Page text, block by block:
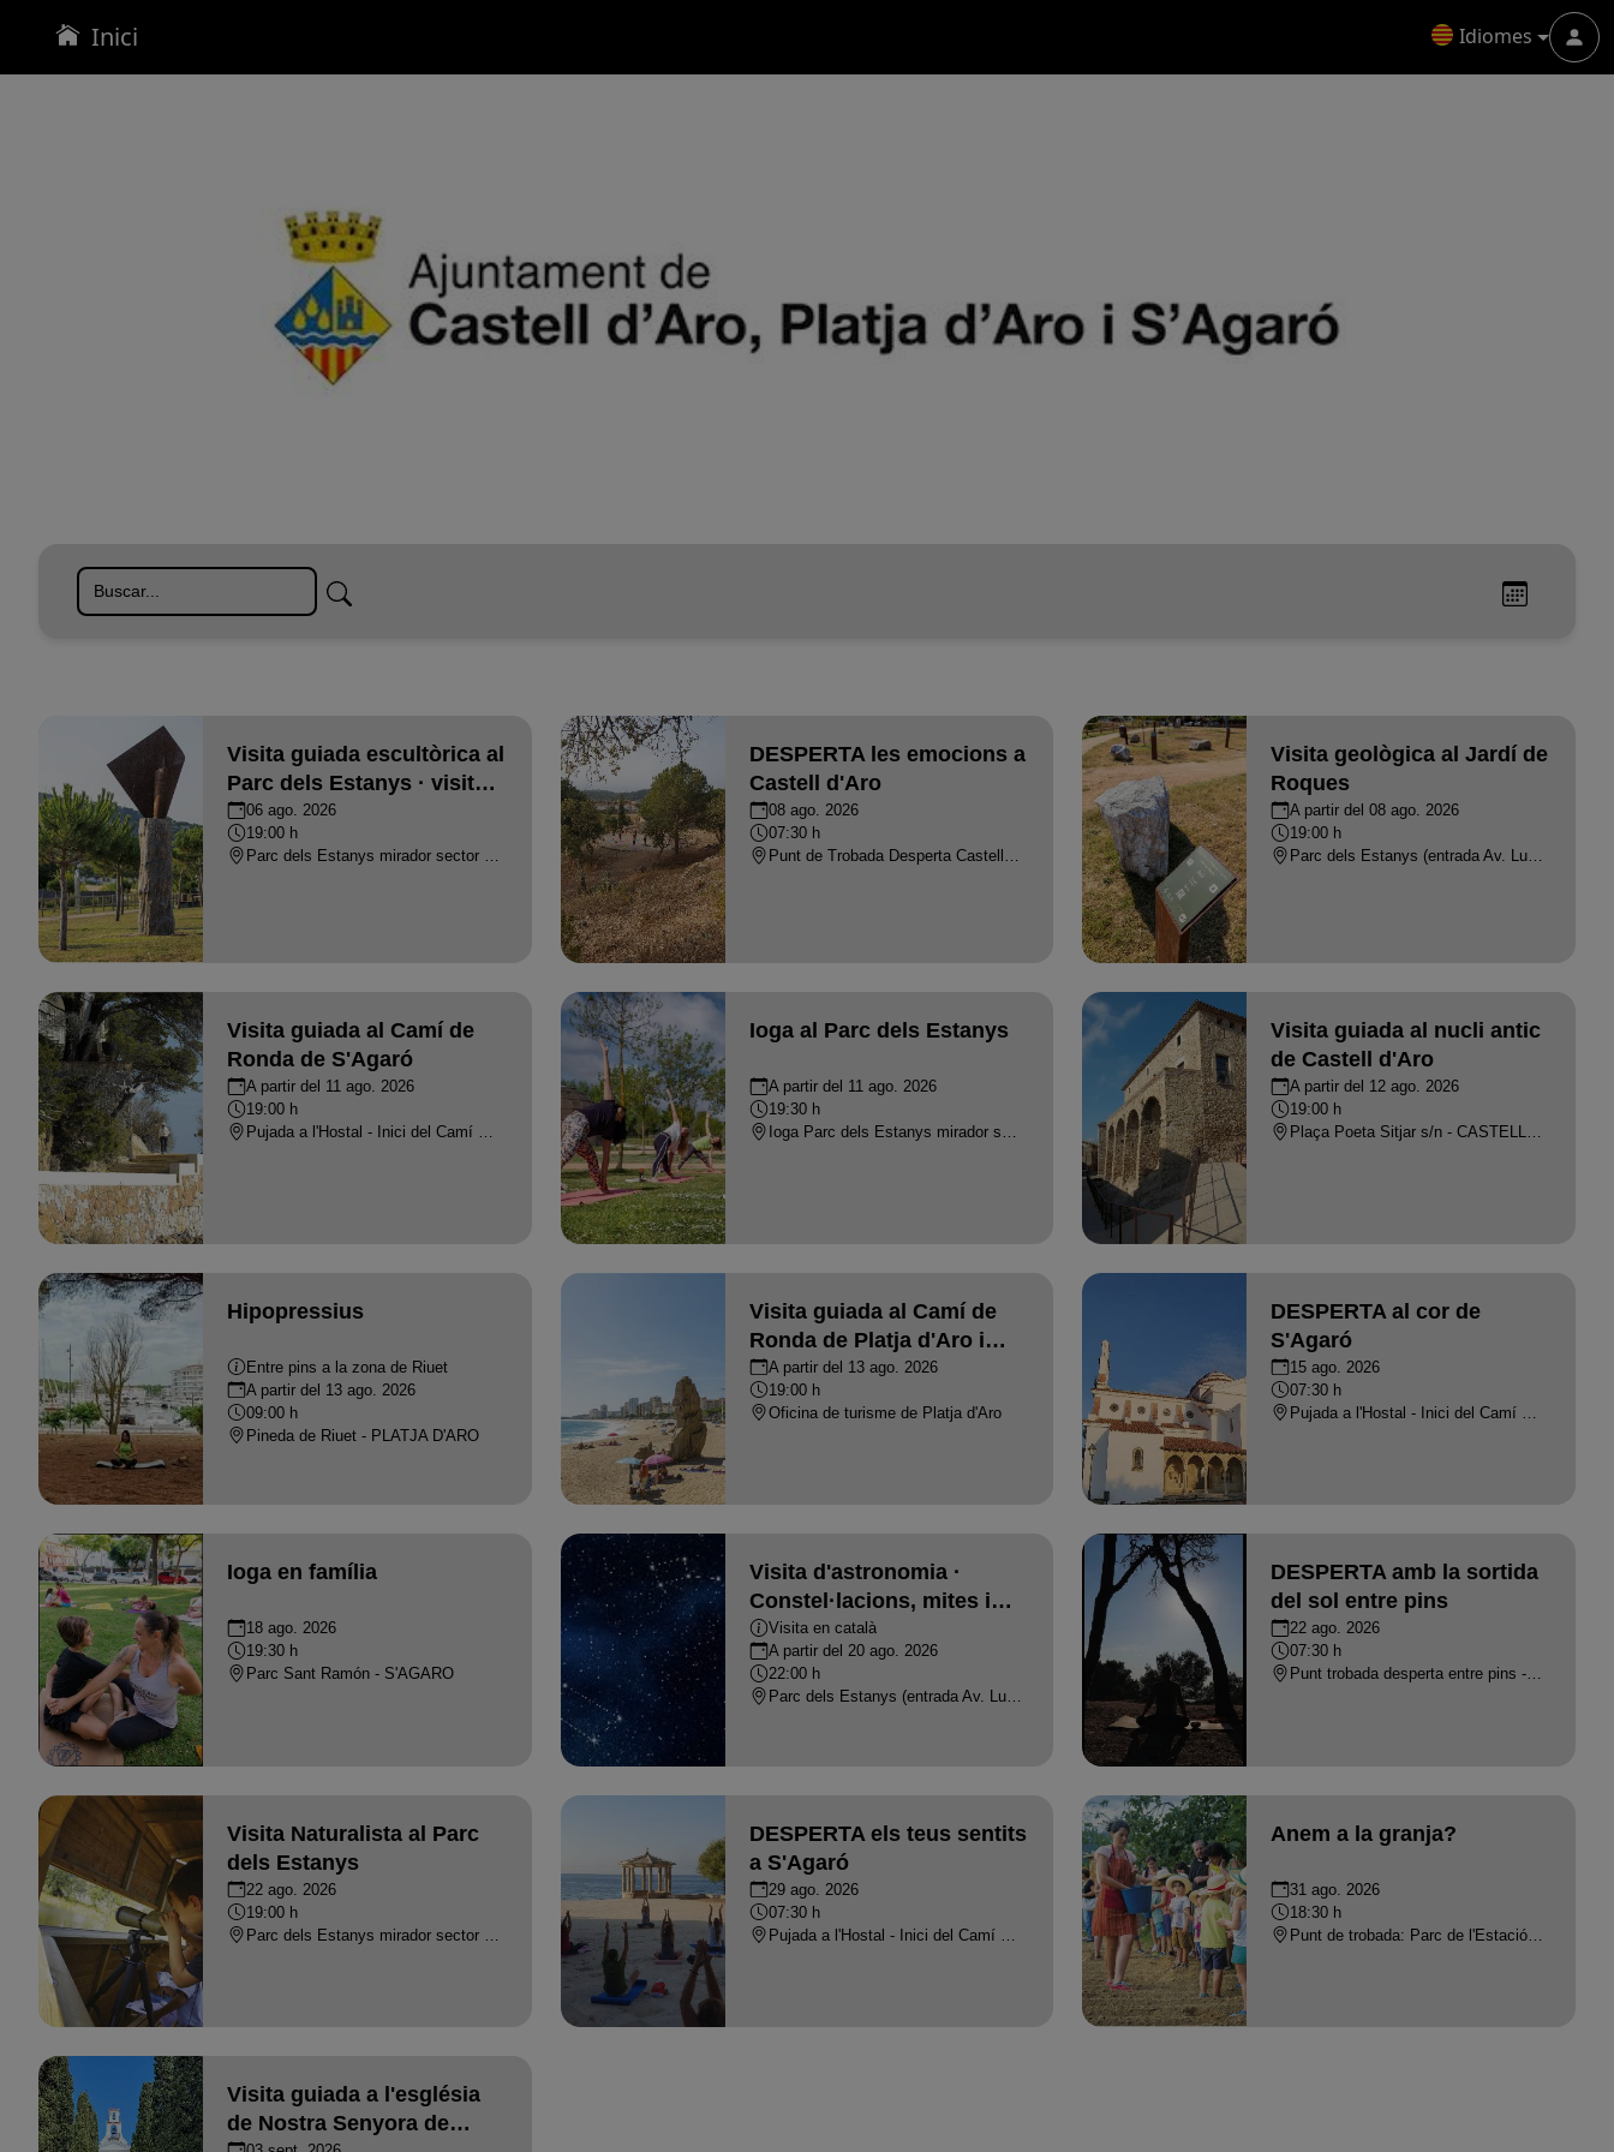
Inici Idiomes
ONLINE
Visita guiada escultòrica al
Parc dels Estanys · visita
en castellà
06 ago. 2026
19:00 h
Parc dels Estanys mirador sector Ridaura - PLATJA D'ARO
DESPERTA les emocions a
Castell d'Aro
08 ago. 2026
07:30 h
Punt de Trobada Desperta Castell d'Aro - CASTELL-PLATJA D'ARO
Visita geològica al Jardí de
Roques
A partir del 08 ago. 2026
19:00 h
Parc dels Estanys (entrada Av. Luxemburg amb Av. Paris - PLATJA D'ARO
Visita guiada al Camí de
Ronda de S'Agaró
A partir del 11 ago. 2026
19:00 h
Pujada a l'Hostal - Inici del Camí de Ronda de S'Agaró, S'Agaró - S'AGARO
Ioga al Parc dels Estanys
A partir del 11 ago. 2026
19:30 h
Ioga Parc dels Estanys mirador sector Ridaura - PLATJA D'ARO
Visita guiada al nucli antic
de Castell d'Aro
A partir del 12 ago. 2026
19:00 h
Plaça Poeta Sitjar s/n - CASTELL-PLATJA D'ARO
Hipopressius
Entre pins a la zona de Riuet
A partir del 13 ago. 2026
09:00 h
Pineda de Riuet - PLATJA D'ARO
Visita guiada al Camí de
Ronda de Platja d'Aro i
Vil·la Romana de Pla de
Palol
A partir del 13 ago. 2026
19:00 h
Oficina de turisme de Platja d'Aro
DESPERTA al cor de
S'Agaró
15 ago. 2026
07:30 h
Ioga en família
18 ago. 2026
19:30 h
Parc Sant Ramón - S'AGARO
Visita d'astronomia ·
Constel·lacions, mites i
llegendes
Visita en català
A partir del 20 ago. 2026
22:00 h
Parc dels Estanys (entrada Av. Luxemburg amb Av. Paris - PLATJA D'ARO
DESPERTA amb la sortida
del sol entre pins
22 ago. 2026
07:30 h
Punt trobada desperta entre pins - PLATJA D'ARO
Visita Naturalista al Parc
dels Estanys
22 ago. 2026
19:00 h
DESPERTA els teus sentits
a S'Agaró
29 ago. 2026
07:30 h
Anem a la granja?
31 ago. 2026
18:30 h
Visita guiada a l'església
de Nostra Senyora de